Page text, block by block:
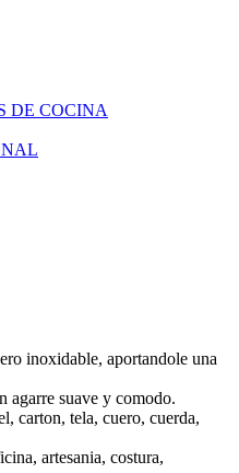
DE COCINA
inoxidable, aportandole una
agarre suave y comodo.
carton, tela, cuero, cuerda,
artesania, costura,